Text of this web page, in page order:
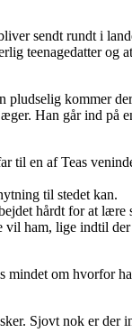
sendt rundt i
teenagedatter og
kommer
Han går ind på
til en af Teas
til stedet kan.
hårdt for at lære
ham, lige indtil
om hvorfor
Sjovt nok er der